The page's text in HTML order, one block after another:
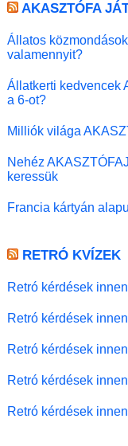
AKASZTÓFA
Állatos
valamennyit?
Állatkerti kedvencek
a 6-ot?
Milliók világa
Nehéz
keressük
Francia kártyán
RETRÓ KVÍZEK
Retró kérdések
Retró kérdések
Retró kérdések
Retró kérdések
Retró kérdések